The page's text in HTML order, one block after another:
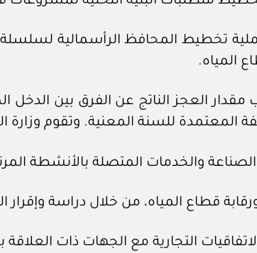
تخطيط المحافظ الرأسمالية لسلسلة
المياه.
مقدار العجز الناتج عن الفرق بين
المعتمدة للسنة المعنية. وتقوم